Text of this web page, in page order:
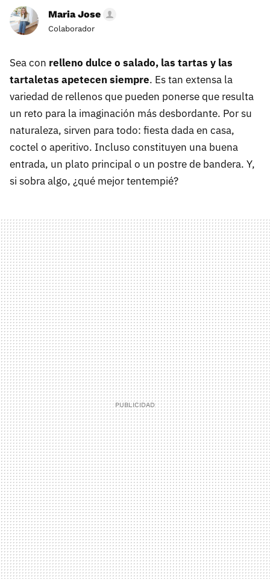
Maria Jose
Colaborador
Sea con relleno dulce o salado, las tartas y las
tartaletas apetecen siempre. Es tan extensa la
variedad de rellenos que pueden ponerse que resulta
un reto para la imaginación más desbordante. Por su
naturaleza, sirven para todo: fiesta dada en casa,
coctel o aperitivo. Incluso constituyen una buena
entrada, un plato principal o un postre de bandera. Y,
si sobra algo, ¿qué mejor tentempié?